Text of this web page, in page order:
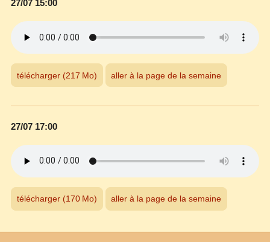
27/07 15:00
télécharger (217 Mo) aller à la page de la semaine
27/07 17:00
télécharger (170 Mo) aller à la page de la semaine